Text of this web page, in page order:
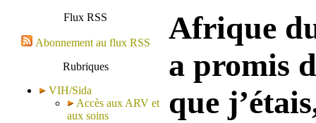
Flux RSS
Abonnement au flux RSS
Rubriques
VIH/Sida
Accès aux ARV et
aux soins
Afrique
a promis
que